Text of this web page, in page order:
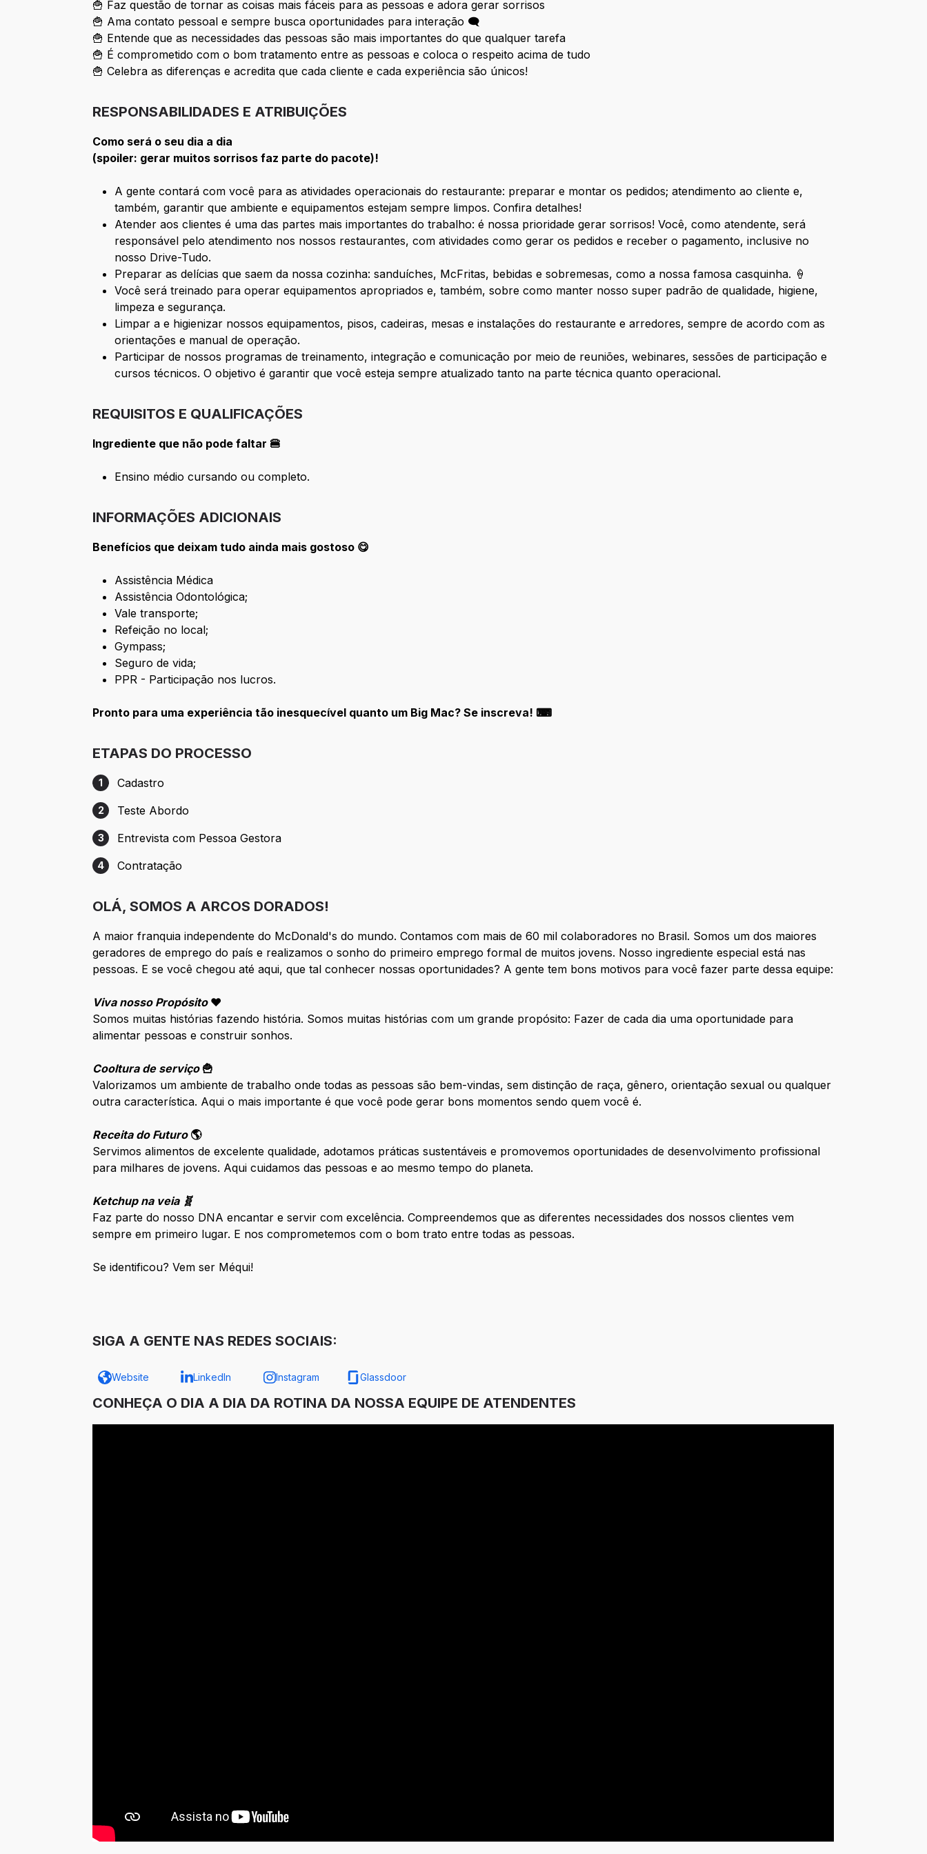
🍟 Faz questão de tornar as coisas mais fáceis para as pessoas e adora gerar sorrisos
🍟 Ama contato pessoal e sempre busca oportunidades para interação 🗨
🍟 Entende que as necessidades das pessoas são mais importantes do que qualquer tarefa
🍟 É comprometido com o bom tratamento entre as pessoas e coloca o respeito acima de tudo
🍟 Celebra as diferenças e acredita que cada cliente e cada experiência são únicos!
RESPONSABILIDADES E ATRIBUIÇÕES
Como será o seu dia a dia
(spoiler: gerar muitos sorrisos faz parte do pacote)!
A gente contará com você para as atividades operacionais do restaurante: preparar e montar os pedidos; atendimento ao cliente e,
também, garantir que ambiente e equipamentos estejam sempre limpos. Confira detalhes!
Atender aos clientes é uma das partes mais importantes do trabalho: é nossa prioridade gerar sorrisos! Você, como atendente, será
responsável pelo atendimento nos nossos restaurantes, com atividades como gerar os pedidos e receber o pagamento, inclusive no
nosso Drive-Tudo.
Preparar as delícias que saem da nossa cozinha: sanduíches, McFritas, bebidas e sobremesas, como a nossa famosa casquinha. 🍦
Você será treinado para operar equipamentos apropriados e, também, sobre como manter nosso super padrão de qualidade, higiene,
limpeza e segurança.
Limpar a e higienizar nossos equipamentos, pisos, cadeiras, mesas e instalações do restaurante e arredores, sempre de acordo com as
orientações e manual de operação.
Participar de nossos programas de treinamento, integração e comunicação por meio de reuniões, webinares, sessões de participação e
cursos técnicos. O objetivo é garantir que você esteja sempre atualizado tanto na parte técnica quanto operacional.
REQUISITOS E QUALIFICAÇÕES
Ingrediente que não pode faltar 🍔
Ensino médio cursando ou completo.
INFORMAÇÕES ADICIONAIS
Benefícios que deixam tudo ainda mais gostoso 😋
Assistência Médica
Assistência Odontológica;
Vale transporte;
Refeição no local;
Gympass;
Seguro de vida;
PPR - Participação nos lucros.
Pronto para uma experiência tão inesquecível quanto um Big Mac? Se inscreva! ⌨
ETAPAS DO PROCESSO
Etapa 1: Cadastro
1 Cadastro
Etapa 2: Teste Abordo
2 Teste Abordo
Etapa 3: Entrevista com Pessoa Gestora
3 Entrevista com Pessoa Gestora
Etapa 4: Contratação
4 Contratação
OLÁ, SOMOS A ARCOS DORADOS!
A maior franquia independente do McDonald's do mundo. Contamos com mais de 60 mil colaboradores no Brasil. Somos um dos maiores
geradores de emprego do país e realizamos o sonho do primeiro emprego formal de muitos jovens. Nosso ingrediente especial está nas
pessoas. E se você chegou até aqui, que tal conhecer nossas oportunidades? A gente tem bons motivos para você fazer parte dessa equipe:
Viva nosso Propósito ❤️
Somos muitas histórias fazendo história. Somos muitas histórias com um grande propósito: Fazer de cada dia uma oportunidade para
alimentar pessoas e construir sonhos.
Cooltura de serviço 🍟
Valorizamos um ambiente de trabalho onde todas as pessoas são bem-vindas, sem distinção de raça, gênero, orientação sexual ou qualquer
outra característica. Aqui o mais importante é que você pode gerar bons momentos sendo quem você é.
Receita do Futuro 🌎
Servimos alimentos de excelente qualidade, adotamos práticas sustentáveis e promovemos oportunidades de desenvolvimento profissional
para milhares de jovens. Aqui cuidamos das pessoas e ao mesmo tempo do planeta.
Ketchup na veia 🧬
Faz parte do nosso DNA encantar e servir com excelência. Compreendemos que as diferentes necessidades dos nossos clientes vem
sempre em primeiro lugar. E nos comprometemos com o bom trato entre todas as pessoas.
Se identificou? Vem ser Méqui!
SIGA A GENTE NAS REDES SOCIAIS:
Website LinkedIn Instagram Glassdoor
CONHEÇA O DIA A DIA DA ROTINA DA NOSSA EQUIPE DE ATENDENTES